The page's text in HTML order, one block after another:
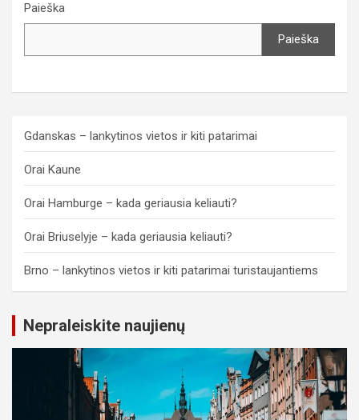
Paieška
Paieška
Gdanskas – lankytinos vietos ir kiti patarimai
Orai Kaune
Orai Hamburge – kada geriausia keliauti?
Orai Briuselyje – kada geriausia keliauti?
Brno – lankytinos vietos ir kiti patarimai turistaujantiems
Nepraleiskite naujienų